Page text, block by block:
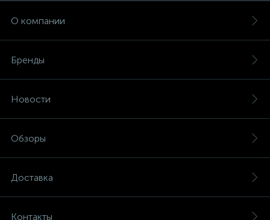
О компании
Бренды
Новости
Обзоры
Доставка
Контакты